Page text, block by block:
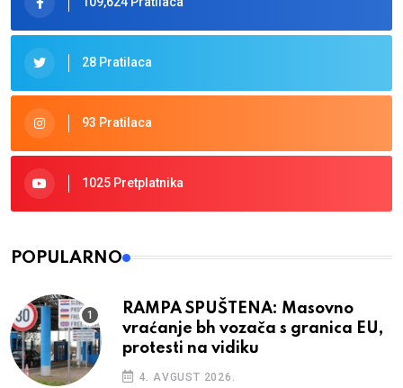
28 Pratilaca
93 Pratilaca
1025 Pretplatnika
POPULARNO
RAMPA SPUŠTENA: Masovno
vraćanje bh vozača s granica EU,
protesti na vidiku
4. AVGUST 2026.